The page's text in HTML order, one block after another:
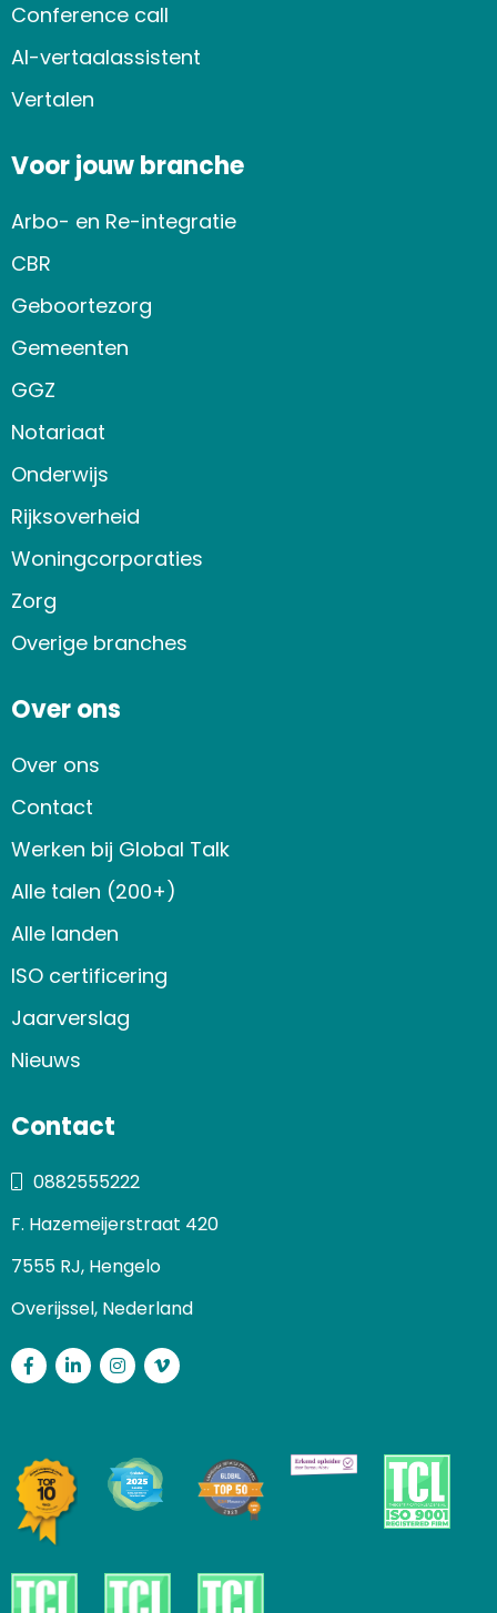
Conference call
AI-vertaalassistent
Vertalen
Voor jouw branche
Arbo- en Re-integratie
CBR
Geboortezorg
Gemeenten
GGZ
Notariaat
Onderwijs
Rijksoverheid
Woningcorporaties
Zorg
Overige branches
Over ons
Over ons
Contact
Werken bij Global Talk
Alle talen (200+)
Alle landen
ISO certificering
Jaarverslag
Nieuws
Contact
0882555222
F. Hazemeijerstraat 420
7555 RJ, Hengelo
Overijssel, Nederland
Facebook
LinkedInInstagram
Vimeo